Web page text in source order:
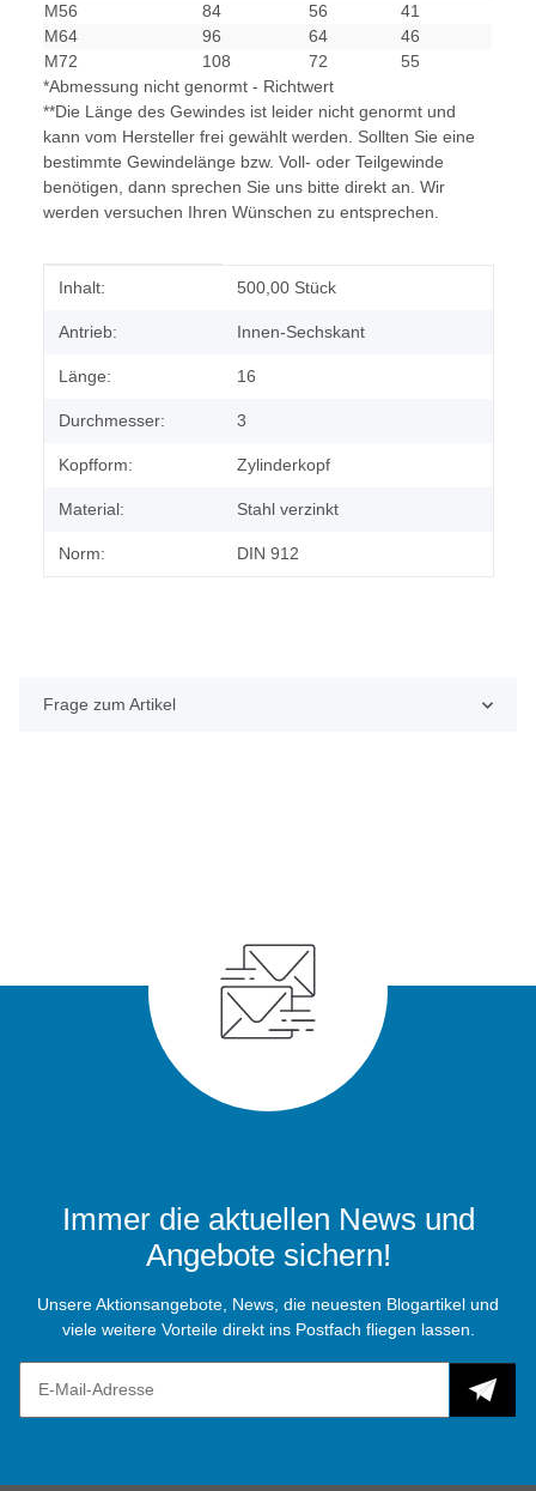
M56
84 56
41
M64
96 64
46
M72
108 72
55
*Abmessung nicht genormt - Richtwert
**Die Länge des Gewindes ist leider nicht genormt und
kann vom Hersteller frei gewählt werden. Sollten Sie eine
bestimmte Gewindelänge bzw. Voll- oder Teilgewinde
benötigen, dann sprechen Sie uns bitte direkt an. Wir
werden versuchen Ihren Wünschen zu entsprechen.
Produkteigenschaft
Wert
Inhalt: 500,00 Stück
Antrieb: Innen-Sechskant
Länge: 16
Durchmesser: 3
Kopfform: Zylinderkopf
Material: Stahl verzinkt
Norm: DIN 912
Frage zum Artikel
Immer die aktuellen News und
Angebote sichern!
Unsere Aktionsangebote, News, die neuesten Blogartikel und
viele weitere Vorteile direkt ins Postfach fliegen lassen.